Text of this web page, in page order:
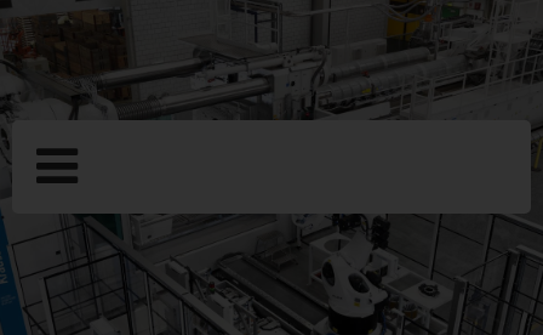
한국어
中文
PORTUGUÊS
TÜRKÇE
MAGYAR
NEDERLANDS